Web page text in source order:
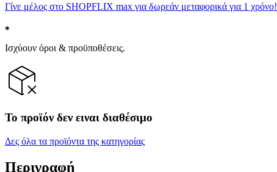
Γίνε μέλος στο SHOPFLIX max για δωρεάν μεταφορικά για 1 χρόνο!
Ισχύουν όροι & προϋποθέσεις.
Το προϊόν δεν ειναι διαθέσιμο
Δες όλα τα προϊόντα της κατηγορίας
Περιγραφή